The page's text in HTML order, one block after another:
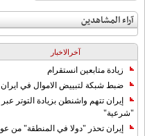
آراء المشاهدين
آخرالاخبار
زيادة متابعين انستقرام
ضبط شبكة لتبييض الاموال في ايران
إيران تتهم واشنطن بزيادة التوتر
"شرعية"
إيران تحذر "دولا في المنطقة" من